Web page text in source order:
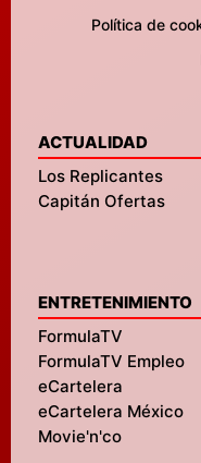
Política de
ACTUALIDAD
Los Replicantes
Capitán Ofertas
ENTRETENIMIENTO
FormulaTV
FormulaTV Empleo
eCartelera
eCartelera México
Movie'n'co